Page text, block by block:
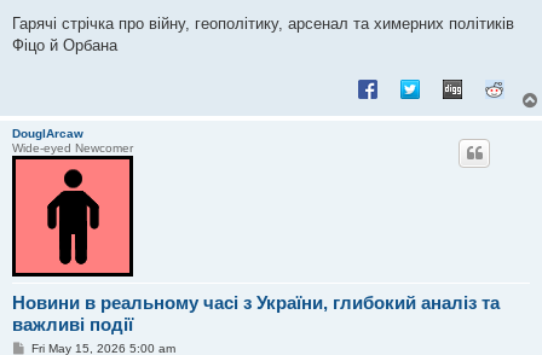
Гарячі стрічка про війну, геополітику, арсенал та химерних політиків
Фіцо й Орбана
DouglArcaw
Wide-eyed Newcomer
Новини в реальному часі з України, глибокий аналіз та
важливі події
PFri May 15, 2026 5:00 am